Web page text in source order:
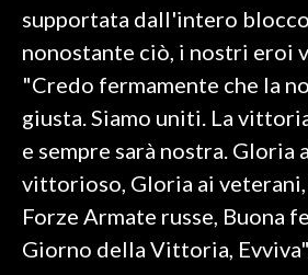
NOTIZIE
EVENTI
3 MINUTI CON
INSULARITÀ
INFO AZIENDE
supportata dall'intero blocco
nonostante ciò, i nostri eroi
"Credo fermamente che la
giusta. Siamo uniti. La
e sempre sarà nostra. Gloria
vittorioso, Gloria ai
Forze Armate russe, Buona
Giorno della Vittoria,